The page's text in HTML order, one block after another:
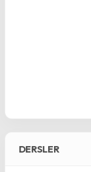
DERSLER